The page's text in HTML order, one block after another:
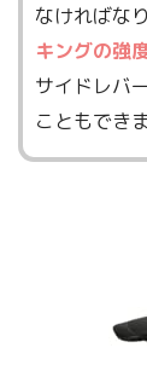
なければな
キングの強
サイドレバ
こともでき